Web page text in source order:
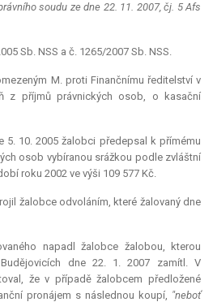
soudu ze dne 22. 11. 2007, čj. 5 Afs
Sb. NSS a č. 1265/2007 Sb. NSS.
M. proti Finančnímu ředitelství v
z příjmů právnických osob, o kasační
5. 10. 2005 žalobci předepsal k přímému
osob vybíranou srážkou podle zvláštní
roku 2002 ve výši 109 577 Kč.
žalobce odvoláním, které žalovaný dne
napadl žalobce žalobou, kterou
dne 22. 1. 2007 zamítl. V
že v případě žalobcem předložené
pronájem s následnou koupí, "neboť